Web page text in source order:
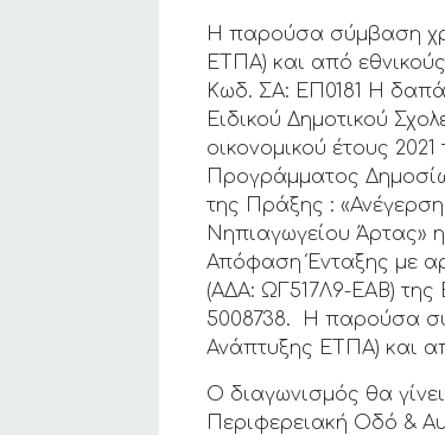
Η παρούσα σύμβαση
ΕΤΠΑ) και από
Κωδ. ΣΑ: ΕΠ0181 Η
Ειδικού Δημοτικού
οικονομικού έτους
Προγράμματος
της Πράξης : «Ανέγερση
Νηπιαγωγείου Άρτας»
Απόφαση Ένταξης με
(ΑΔΑ: ΩΓ517Λ9-ΕΑΒ) της
5008738. Η παρούσα
Ανάπτυξης ΕΤΠΑ) και
Ο διαγωνισμός θα
Περιφερειακή Οδό &